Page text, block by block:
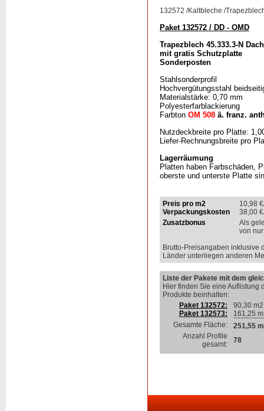
132572 /Kaltbleche /
Paket 132572 / DD - OMD
Trapezblech 45.333.3-N Dach
mit gratis Schutzplatte
Sonderposten
Stahlsonderprofil
Hochvergütungsstahl
Materialstärke: 0,70 mm
Polyesterfarblackierung
Farbton OM 508 ä. franz.
Nutzdeckbreite pro Platte:
Liefer-Rechnungsbreite pro
Lagerräumung
Platten haben Farbschäden,
oberste und unterste Platte
Preis pro m2 10,98
Verpackungskosten
38,00
Zusatzbonus
Als
von
Brutto-Preisangaben inklusive
Länder unterliegen anderen
Liste der Pakete mit dem
Hier finden Sie eine Auflistung
Produkte beinhalten:
Paket 132572:
Paket 132573:
90,30 m2
161,25
Gesamte Fläche:
251,55 m
Anzahl Profile
gesamt:
78